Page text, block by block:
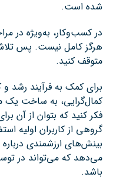
شده است.
در کسب‌وکار، به‌ویژه در
هرگز کامل نیست. پس
متوقف کنید.
برای کمک به فرآیند رشد و
فکر کنید که بتوان از آن
گروهی از کاربران اولیه
بینش‌های ارزشمندی درباره
می‌دهد که می‌تواند در
باشد.